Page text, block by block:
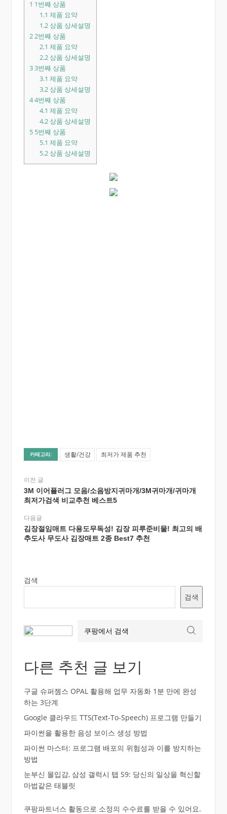
1 1번째 상품
1.1 제품 요약
1.2상품 상세설명
22번째 상품
2.1 제품 요약
2.2상품 상세설명
33번째 상품
3.1 제품 요약
3.2상품 상세설명
44번째 상품
4.1 제품 요약
4.2상품 상세설명
55번째 상품
5.1 제품 요약
5.2상품 상세설명
카테고리: 생활/건강 최저가 제품 추천
이전 글
3M 이어플러그 모음/소음방지귀마개/3M귀마개/귀마개
최저가검색 비교추천 베스트5
다음글
김장절임매트 다용도무독성! 김장 피루준비물! 최고의 배
추도사 무도사 김장매트 2종 Best7 추천
검색
검색
다른 추천 글 보기
구글 슈퍼젬스 OPAL 활용해 업무 자동화 1분 만에 완성
하는 3단계
Google 클라우드 TTS(Text-To-Speech) 프로그램 만들기
파이썬을 활용한 음성 보이스 생성 방법
파이썬 마스터: 프로그램 배포의 위험성과 이를 방지하는
방법
눈부신 몰입감, 삼성 갤럭시 탭 S9: 당신의 일상을 혁신할
마법같은 태블릿
쿠팡파트너스 활동으로 소정의 수수료를 받을 수 있어요.